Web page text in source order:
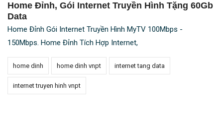
Home Đỉnh, Gói Internet Truyền Hình Tặng 60Gb
Data
Home Đỉnh Gói Internet Truyền Hình MyTV 100Mbps -
150Mbps. Home Đỉnh Tích Hợp Internet,
home dinh home dinh vnpt internet tang data
internet truyen hinh vnpt